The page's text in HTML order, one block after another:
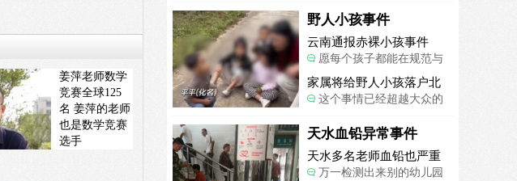
姜萍老师数学
竞赛全球125
名 姜萍的老师
也是数学竞赛
选手
野人小孩事件
云南通报赤裸小孩事件
愿每个孩子都能在规范与
关爱中向阳生长。
家属将给野人小孩落户北
京这个事情已经超越大众的
已经畸形了，得尽快送医。
天水血铅异常事件
天水多名老师血铅也严重
超标万一检测出来别的幼儿园